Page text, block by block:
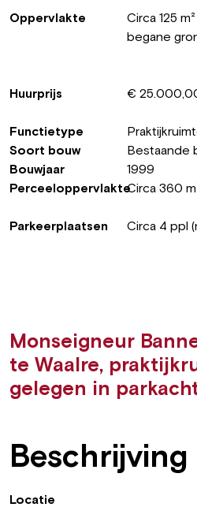
Oppervlakte
Circa 125
begane
Huurprijs €
Functietype
Soort bouw
Bestaande
Bouwjaar
1999
PerceeloppervlakteCirca 360 m
Parkeerplaatsen Circa 4 ppl
Monseigneur
te Waalre,
gelegen in
Beschrijving
Locatie